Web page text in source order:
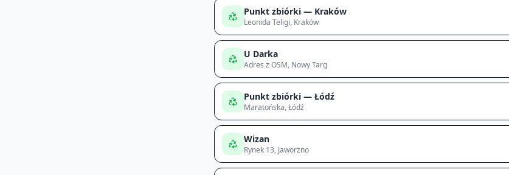
Punkt zbiórki — Kraków
Leonida Teligi, Kraków
U Darka
Adres z OSM, Nowy Targ
Punkt zbiórki — Łódź
Maratońska, Łódź
Wizan
Rynek 13, Jaworzno